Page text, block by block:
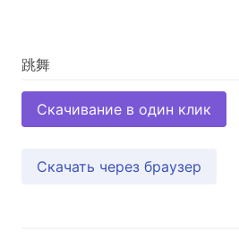
Скачивание в один клик
Скачать через браузер